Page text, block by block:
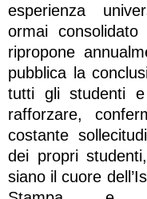
esperienza
ormai
ripropone
pubblica la
tutti gli studenti
rafforzare,
costante
dei propri
siano il cuore